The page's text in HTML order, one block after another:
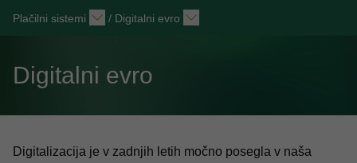
Plačilni sistemi / Digitalni evro
Digitalni evro
Digitalizacija je v zadnjih letih močno posegla v naša